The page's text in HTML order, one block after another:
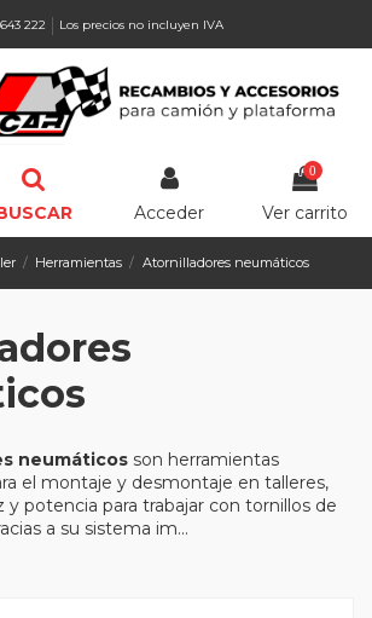
222 Los precios no incluyen IVA
Acceder
0
Ver carrito
Herramientas Atornilladores neumáticos
neumáticos son herramientas
el montaje y desmontaje en talleres,
y potencia para trabajar con tornillos de
a su sistema im...